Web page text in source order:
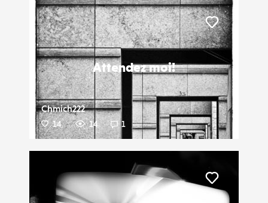
Attendez moi!
Chmich222
14 14 1